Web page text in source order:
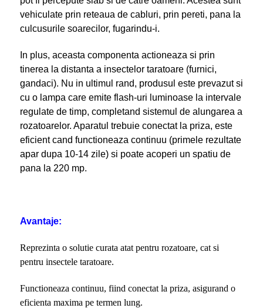
vehiculate prin reteaua de cabluri, prin pereti, pana la
culcusurile soarecilor, fugarindu-i.
In plus, aceasta componenta actioneaza si prin
tinerea la distanta a insectelor taratoare (furnici,
gandaci). Nu in ultimul rand, produsul este prevazut si
cu o lampa care emite flash-uri luminoase la intervale
regulate de timp, completand sistemul de alungarea a
rozatoarelor. Aparatul trebuie conectat la priza, este
eficient cand functioneaza continuu (primele rezultate
apar dupa 10-14 zile) si poate acoperi un spatiu de
pana la 220 mp.
Avantaje:
Reprezinta o solutie curata atat pentru rozatoare, cat si
pentru insectele taratoare.
Functioneaza continuu, fiind conectat la priza, asigurand o
eficienta maxima pe termen lung.